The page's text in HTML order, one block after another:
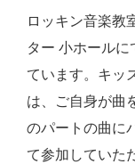
ロッキン音楽教
ター 小ホール
ています。キッ
は、ご自身が曲
のパートの曲に
て参加していた